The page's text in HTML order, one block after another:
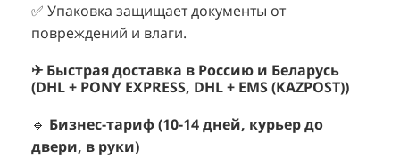
✅ Упаковка защищает документы от
повреждений и влаги.
✈ Быстрая доставка в Россию и Беларусь
(DHL + PONY EXPRESS, DHL + EMS (KAZPOST))
🔹 Бизнес-тариф (10-14 дней, курьер до
двери, в руки)